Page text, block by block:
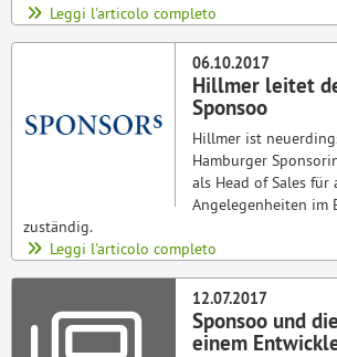
Leggi l'articolo completo
06.10.2017
Hillmer leitet
Sponsoo
Hillmer ist
Hamburger
als Head of Sales für
Angelegenheiten im
zuständig.
Leggi l'articolo completo
12.07.2017
Sponsoo und
einem